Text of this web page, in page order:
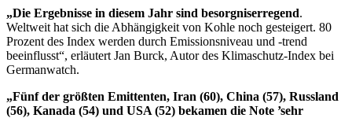
„Die Ergebnisse in diesem Jahr sind besorgniserregend.
Weltweit hat sich die Abhängigkeit von Kohle noch gesteigert. 80
Prozent des Index werden durch Emissionsniveau und -trend
beeinflusst“, erläutert Jan Burck, Autor des Klimaschutz-Index bei
Germanwatch.
„Fünf der größten Emittenten, Iran (60), China (57), Russland
(56), Kanada (54) und USA (52) bekamen die Note ’sehr